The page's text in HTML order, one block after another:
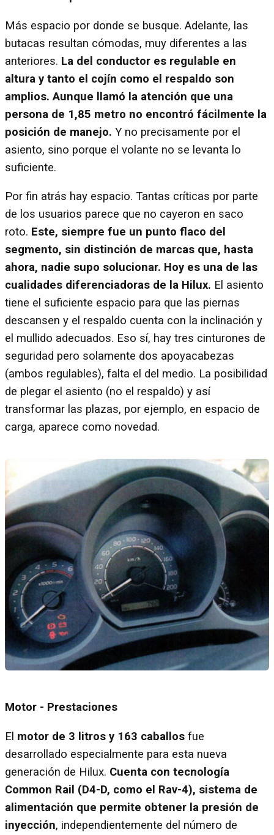
Más espacio por donde se busque. Adelante, las
butacas resultan cómodas, muy diferentes a las
anteriores. La del conductor es regulable en
altura y tanto el cojín como el respaldo son
amplios. Aunque llamó la atención que una
persona de 1,85 metro no encontró fácilmente la
posición de manejo. Y no precisamente por el
asiento, sino porque el volante no se levanta lo
suficiente.
Por fin atrás hay espacio. Tantas críticas por parte
de los usuarios parece que no cayeron en saco
roto. Este, siempre fue un punto flaco del
segmento, sin distinción de marcas que, hasta
ahora, nadie supo solucionar. Hoy es una de las
cualidades diferenciadoras de la Hilux. El asiento
tiene el suficiente espacio para que las piernas
descansen y el respaldo cuenta con la inclinación y
el mullido adecuados. Eso sí, hay tres cinturones de
seguridad pero solamente dos apoyacabezas
(ambos regulables), falta el del medio. La posibilidad
de plegar el asiento (no el respaldo) y así
transformar las plazas, por ejemplo, en espacio de
carga, aparece como novedad.
Motor - Prestaciones
El motor de 3 litros y 163 caballos fue
desarrollado especialmente para esta nueva
generación de Hilux. Cuenta con tecnología
Common Rail (D4-D, como el Rav-4), sistema de
alimentación que permite obtener la presión de
inyección, independientemente del número de